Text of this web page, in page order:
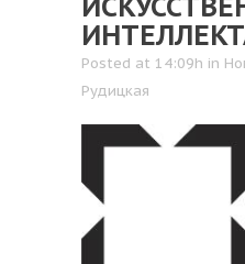
Posted at 14:09h in
Рудицкая